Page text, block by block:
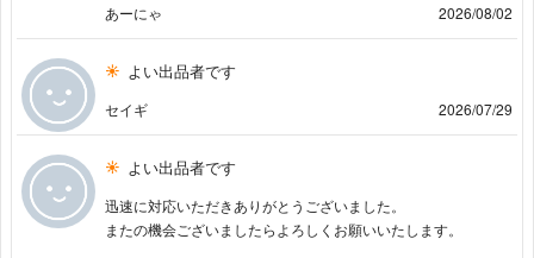
あーにゃ
2026/08/02
よい出品者です
セイギ 2026/07/29
よい出品者です
迅速に対応いただきありがとうございました。
またの機会ございましたらよろしくお願いいたします。